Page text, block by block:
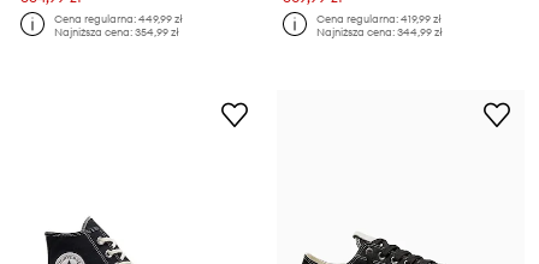
Cena regularna:449,99 zł
Najniższa cena:354,99 zł
Cena regularna:419,99 zł
Najniższa cena:344,99 zł